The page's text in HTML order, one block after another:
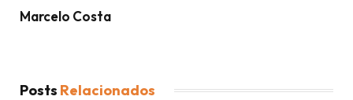
Marcelo Costa
Posts Relacionados